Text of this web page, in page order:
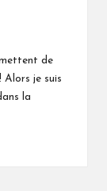
de
je suis
la